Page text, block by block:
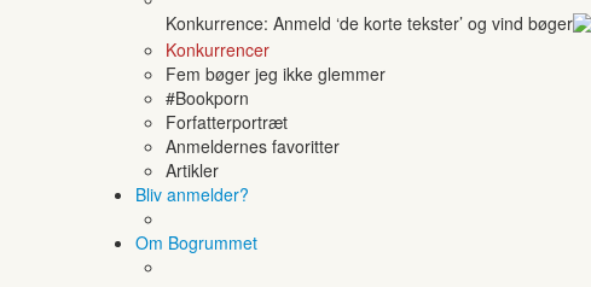
Konkurrence: Anmeld ‘de korte tekster’ og vind bøger
Konkurrencer
Fem bøger jeg ikke glemmer
#Bookporn
Forfatterportræt
Anmeldernes favoritter
Artikler
Bliv anmelder?
Om Bogrummet